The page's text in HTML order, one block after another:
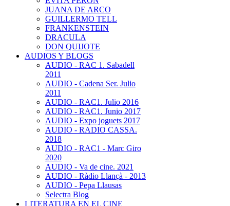
JUANA DE ARCO
GUILLERMO TELL
FRANKENSTEIN
DRACULA
DON QUIJOTE
AUDIOS Y BLOGS
AUDIO - RAC 1. Sabadell
2011
AUDIO - Cadena Ser. Julio
2011
AUDIO - RAC1. Julio 2016
AUDIO - RAC1. Junio 2017
AUDIO - Expo joguets 2017
AUDIO - RADIO CASSA.
2018
AUDIO - RAC1 - Marc Giro
2020
AUDIO - Va de cine. 2021
AUDIO - Ràdio Llançà - 2013
AUDIO - Pepa Llausas
Selectra Blog
LITERATURA EN EL CINE